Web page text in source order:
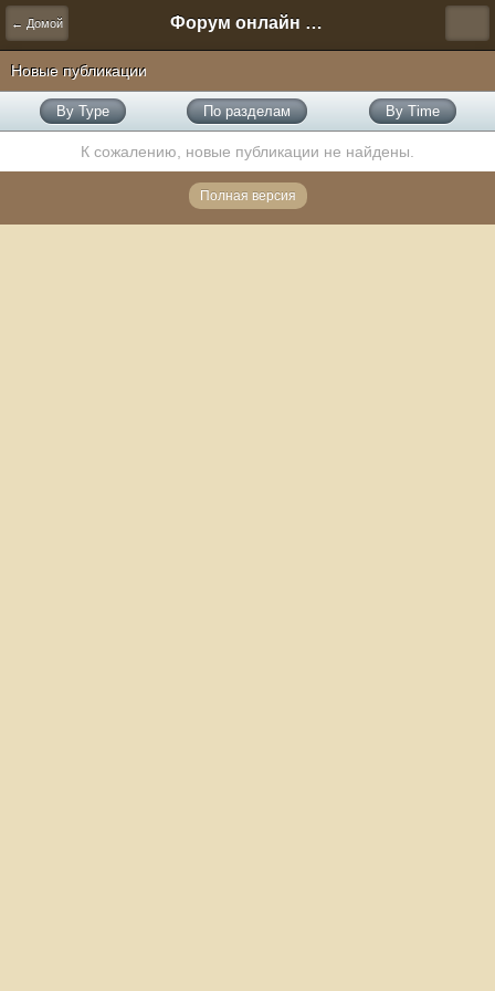
← Домой Форум онлайн игры "Новая Эра" (Нюра Биз)
Новые публикации
By Type По разделам By Time
К сожалению, новые публикации не найдены.
Полная версия